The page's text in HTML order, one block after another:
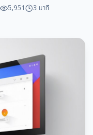
5,951 3 นาที